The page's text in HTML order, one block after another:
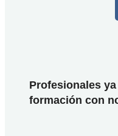
Profesionales
formación con